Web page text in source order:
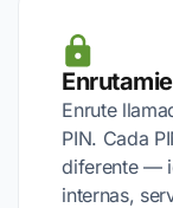
Enrute
PIN. Cada
diferente —
internas,